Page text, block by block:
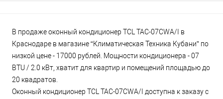
В продаже оконный кондиционер TCL TAC-07CWA/I в
Краснодаре в магазине “Климатическая Техника Кубани” по
низкой цене - 17000 рублей. Мощности кондиционера - 07
BTU / 2.0 кВт, хватит для квартир и помещений площадью до
20 квадратов.
Оконный кондиционер TCL TAC-07CWA/I доступна к заказу с